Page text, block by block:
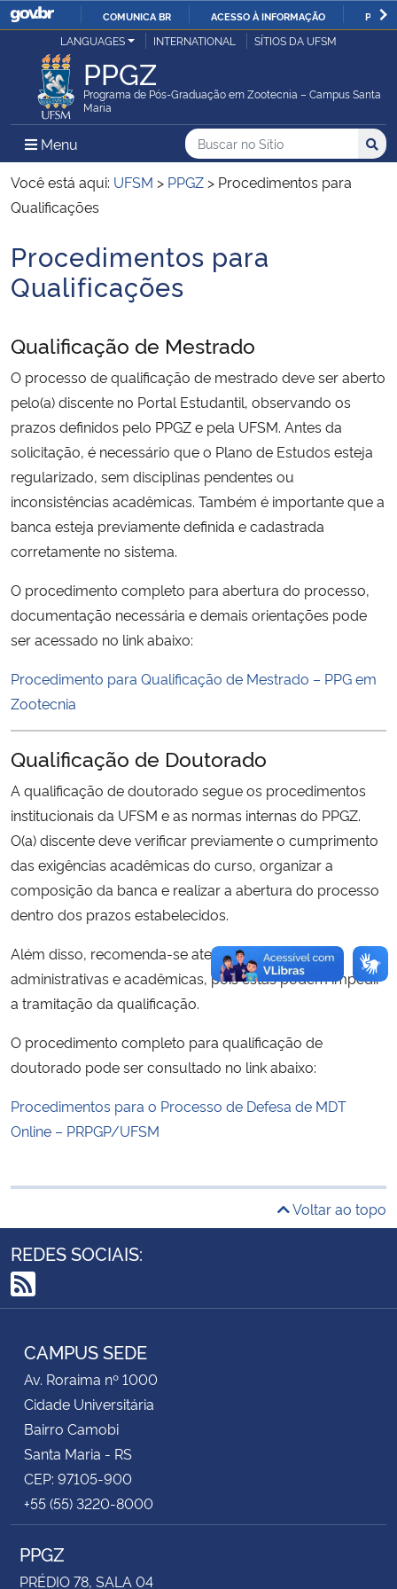
IR
O
COMUNICA BR ACESSO À INFORMAÇÃO
Ministério da Justiça e Segurança Pública
Ministério da Defesa
Ministério das Relações Exteriores
Ministério da Infraestrutura
Ministério da Cidadania
Ministério da Saúde
Ministério de Minas e Energia
Ministério da Ciência, Tecnologia, Inovações e Comunicações
Ministério do Meio Ambiente
Ministério do Turismo
Ministério da Mulher, da Família e dos Direitos Humanos
Secretaria-Geral
Secretaria de Governo
Gabinete de Segurança Institucional
Advocacia-Geral da União
Planalto
LANGUAGES INTERNATIONAL SÍTIOS DA UFSM
PPGZ
Programa de Pós-Graduação em Zootecnia – Campus Santa
Maria
Menu Menu Principal do Sítio
Busca
Buscar no no Sítio
Busca:
Você está aqui: UFSM > PPGZ > Procedimentos para
Qualificações
Início do conteúdo
Procedimentos para
Qualificações
Qualificação de Mestrado
O processo de qualificação de mestrado deve ser aberto
pelo(a) discente no Portal Estudantil, observando os
prazos definidos pelo PPGZ e pela UFSM. Antes da
solicitação, é necessário que o Plano de Estudos esteja
regularizado, sem disciplinas pendentes ou
inconsistências acadêmicas. Também é importante que a
banca esteja previamente definida e cadastrada
corretamente no sistema.
O procedimento completo para abertura do processo,
documentação necessária e demais orientações pode
ser acessado no link abaixo:
Procedimento para Qualificação de Mestrado – PPG em
Zootecnia
Qualificação de Doutorado
A qualificação de doutorado segue os procedimentos
institucionais da UFSM e as normas internas do PPGZ.
O(a) discente deve verificar previamente o cumprimento
das exigências acadêmicas do curso, organizar a
composição da banca e realizar a abertura do processo
dentro dos prazos estabelecidos.
Além disso, recomenda-se atenção às pendências
administrativas e acadêmicas, pois estas podem impedir
a tramitação da qualificação.
O procedimento completo para qualificação de
doutorado pode ser consultado no link abaixo:
Procedimentos para o Processo de Defesa de MDT
Online – PRPGP/UFSM
Voltar ao topo
REDES SOCIAIS:
RSS
CAMPUS SEDE
Av. Roraima nº 1000
Cidade Universitária
Bairro Camobi
Santa Maria - RS
CEP: 97105-900
+55 (55) 3220-8000
PPGZ
PRÉDIO 78, SALA 04